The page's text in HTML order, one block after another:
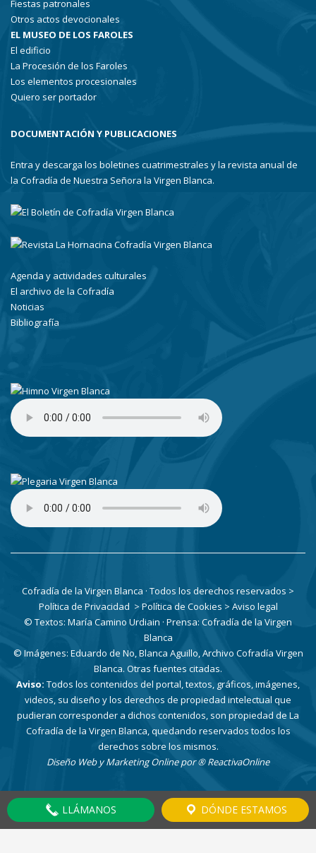
Fiestas patronales
Otros actos devocionales
EL MUSEO DE LOS FAROLES
El edificio
La Procesión de los Faroles
Los elementos procesionales
Quiero ser portador
DOCUMENTACIÓN Y PUBLICACIONES
Entra y descarga los boletines cuatrimestrales y la revista anual de
la Cofradía de Nuestra Señora la Virgen Blanca.
Agenda y actividades culturales
El archivo de la Cofradía
Noticias
Bibliografía
Cofradía de la Virgen Blanca · Todos los derechos reservados >
Política de Privacidad > Política de Cookies > Aviso legal
© Textos: María Camino Urdiain · Prensa: Cofradía de la Virgen
Blanca
© Imágenes: Eduardo de No, Blanca Aguillo, Archivo Cofradía Virgen
Blanca. Otras fuentes citadas.
Aviso: Todos los contenidos del portal, textos, gráficos, imágenes,
videos, su diseño y los derechos de propiedad intelectual que
pudieran corresponder a dichos contenidos, son propiedad de La
Cofradía de la Virgen Blanca, quedando reservados todos los
derechos sobre los mismos.
Diseño Web y Marketing Online por® ReactivaOnline
LLÁMANOS DÓNDE ESTAMOS